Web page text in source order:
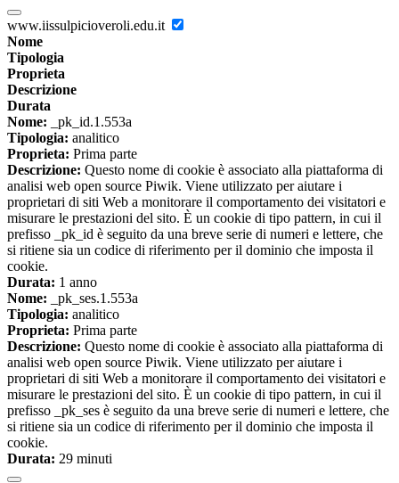
www.iissulpicioveroli.edu.it
Nome
Tipologia
Proprieta
Descrizione
Durata
Nome: _pk_id.1.553a
Tipologia: analitico
Proprieta: Prima parte
Descrizione: Questo nome di cookie è associato alla piattaforma di
analisi web open source Piwik. Viene utilizzato per aiutare i
proprietari di siti Web a monitorare il comportamento dei visitatori e
misurare le prestazioni del sito. È un cookie di tipo pattern, in cui il
prefisso _pk_id è seguito da una breve serie di numeri e lettere, che
si ritiene sia un codice di riferimento per il dominio che imposta il
cookie.
Durata: 1 anno
Nome: _pk_ses.1.553a
Tipologia: analitico
Proprieta: Prima parte
Descrizione: Questo nome di cookie è associato alla piattaforma di
analisi web open source Piwik. Viene utilizzato per aiutare i
proprietari di siti Web a monitorare il comportamento dei visitatori e
misurare le prestazioni del sito. È un cookie di tipo pattern, in cui il
prefisso _pk_ses è seguito da una breve serie di numeri e lettere, che
si ritiene sia un codice di riferimento per il dominio che imposta il
cookie.
Durata: 29 minuti